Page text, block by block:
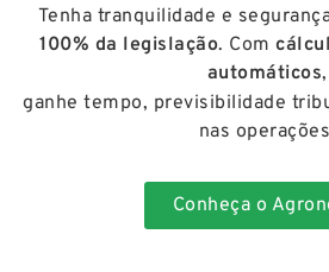
Tenha tranquilidade e
100% da legislação. Com
automáticos,
ganhe tempo, previsibilidade
nas
Conheça o